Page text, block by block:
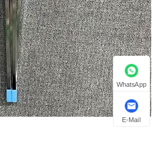
WhatsApp
E-Mail